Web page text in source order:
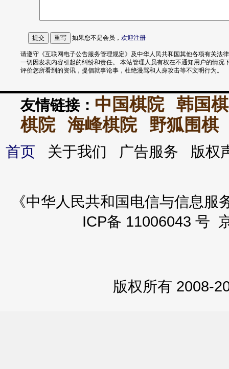
如果您不是会员， 欢迎注册
请遵守《互联网电子公告服务管理规定》及中华人民共和国其他各项有关法
一切因发表内容引起的纠纷和责任。 本站管理人员有权在不通知用户的情况
评价您所看到的资讯，提倡就事论事，杜绝漫骂和人身攻击等不文明行为。
友情链接： 中国棋院
韩国
棋院
海峰棋院 野狐围棋
首页 关于我们 广告服务 版
《中华人民共和国电信与信息
ICP备 11006043 号
版权所有 2008-